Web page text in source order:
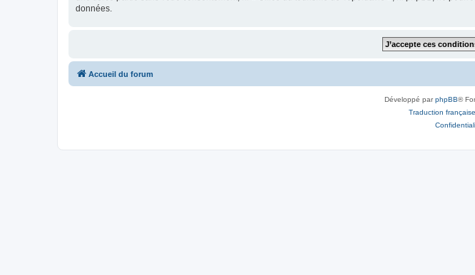
données.
Accueil du forum
Développé parphpBB®
Traduction